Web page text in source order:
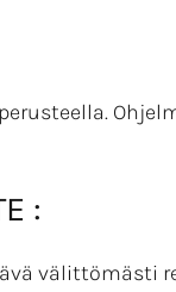
:
välittömästi